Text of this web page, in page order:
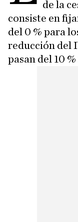
de la
consiste en
del 0 % para
reducción del
pasan del 10